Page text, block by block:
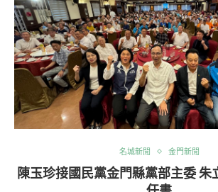
名城新聞 金門新聞
陳玉珍接國民黨金門縣黨部主委 朱